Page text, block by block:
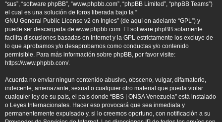
“sus”, “software phpBB”, “www.phpbb.com”, “phpBB Limited”, “phpBB Teams”)
el cual es una solución de foros liberada bajo la “
GNU General Public License v2 en Ingles” (de aquí en adelante “GPL”) y
puede ser descargada de www.phpbb.com. El software phpBB solamente
facilita discusiones basadas en Internet y la GPL estrictamente los excluye de
lo que aprobamos y/o desaprobamos como conductas y/o contenido
permisible. Para más información sobre phpBB, por favor visite:
https://www.phpbb.com/.
Acuerda no enviar ningun contenido abusivo, obsceno, vulgar, difamatorio,
indecente, amenazante, sexual o cualquier otro material que pueda violar
cualquier ley de su país, el país donde “BBS | ONSA Venezuela” está instalado
o Leyes Internacionales. Hacer eso provocará que sea inmediata y
permanentemente expulsado y, si lo creemos oportuno, con notificación a su